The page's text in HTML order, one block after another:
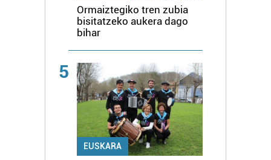
Ormaiztegiko tren zubia
bisitatzeko aukera dago
bihar
5
EUSKARA